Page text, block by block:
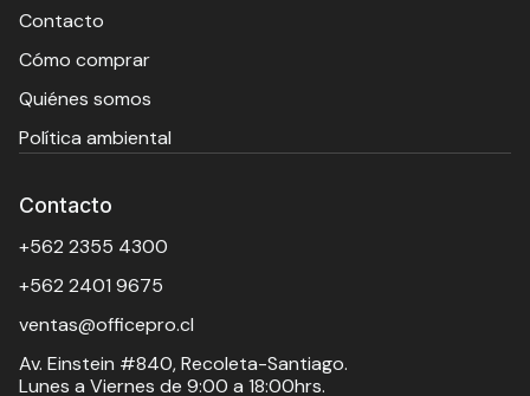
Contacto
Cómo comprar
Quiénes somos
Política ambiental
Contacto
+562 2355 4300
+562 2401 9675
ventas@officepro.cl
Av. Einstein #840, Recoleta-Santiago.
Lunes a Viernes de 9:00 a 18:00hrs.